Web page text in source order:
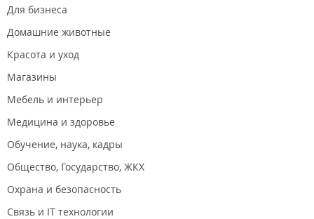
Для бизнеса
Домашние животные
Красота и уход
Магазины
Мебель и интерьер
Медицина и здоровье
Обучение, наука, кадры
Общество, Государство, ЖКХ
Охрана и безопасность
Связь и IT технологии